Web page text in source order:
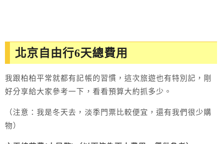
北京自由行6天總費用
我跟柏柏平常就都有記帳的習慣，這次旅遊也有特別記，剛
好分享給大家參考一下，看看預算大約抓多少。
（注意：我是冬天去，淡季門票比較便宜，還有我們很少購
物）